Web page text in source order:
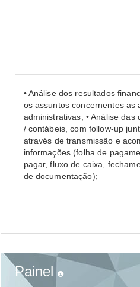
• Análise dos resultados
os assuntos concernentes as
administrativas; • Análise
/ contábeis, com follow-up
através de transmissão e
informações (folha de
pagar, fluxo de caixa,
de documentação);
Painel